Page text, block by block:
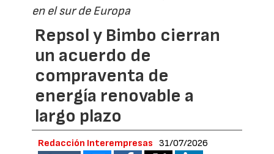
en el sur de Europa
Repsol y Bimbo cierran
un acuerdo de
compraventa de
energía renovable a
largo plazo
Redacción Interempresas 31/07/2026